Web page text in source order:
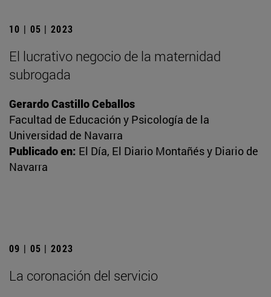
10 | 05 | 2023
El lucrativo negocio de la maternidad
subrogada
Gerardo Castillo Ceballos
Facultad de Educación y Psicología de la
Universidad de Navarra
Publicado en: El Día, El Diario Montañés y Diario de
Navarra
09 | 05 | 2023
La coronación del servicio